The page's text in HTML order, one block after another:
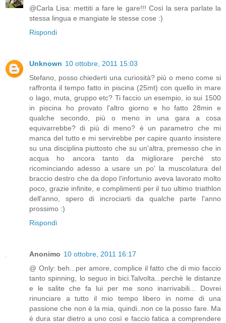
@Carla Lisa: mettiti a fare le gare!!! Così la sera parlate la
stessa lingua e mangiate le stesse cose :)
Rispondi
Unknown 10 ottobre, 2011 15:03
Stefano, posso chiederti una curiosità? più o meno come si
raffronta il tempo fatto in piscina (25mt) con quello in mare
o lago, muta, gruppo etc? Ti faccio un esempio, io sui 1500
in piscina ho provato l'altro giorno e ho fatto 28min e
qualche secondo, più o meno in una gara a cosa
equivarrebbe? di più di meno? è un parametro che mi
manca del tutto e mi servirebbe per capire quanto insistere
su una disciplina piuttosto che su un'altra, premesso che in
acqua ho ancora tanto da migliorare perché sto
ricominciando adesso a usare un po' la muscolatura del
braccio destro che da dopo l'infortunio aveva lavorato molto
poco, grazie infinite, e complimenti per il tuo ultimo triathlon
dell'anno, spero di incrociarti da qualche parte l'anno
prossimo :)
Rispondi
Anonimo 10 ottobre, 2011 16:17
@ Only: beh...per amore, complice il fatto che di mio faccio
tanto spinning, lo seguo in bici.Talvolta...perchè le distanze
e le salite che fa lui per me sono inarrivabili... Dovrei
rinunciare a tutto il mio tempo libero in nome di una
passione che non è la mia, quindi..non ce la posso fare. Ma
è dura star dietro a uno così e faccio fatica a comprendere